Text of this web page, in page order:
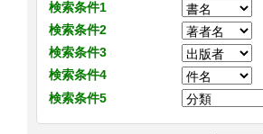
検索条件1
検索条件2
検索条件3
検索条件4
検索条件5